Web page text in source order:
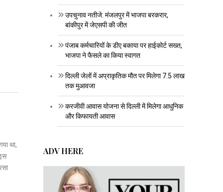
था,
उपचुनाव नतीजे: मंजलपुर में भाजपा बरकरार,
बांकीपुर में जेएसपी की जीत
पंजाब कर्मचारियों के डीए बकाया पर हाईकोर्ट सख्त,
भाजपा ने फैसले का किया स्वागत
दिल्ली जेलों में अप्राकृतिक मौत पर मिलेगा 7.5 लाख
तक मुआवजा
करजीवी आवास योजना से दिल्ली में मिलेगा आधुनिक
और किफायती आवास
ADV HERE